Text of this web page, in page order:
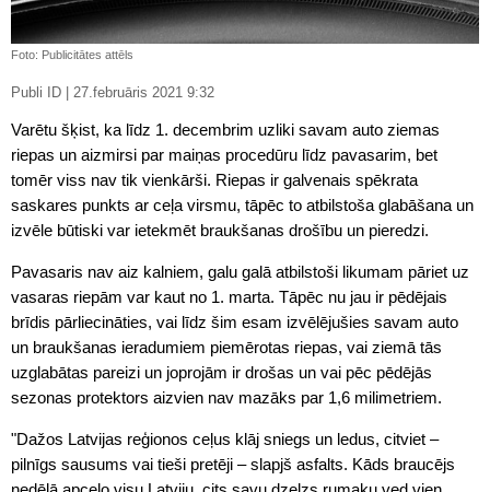
Foto: Publicitātes attēls
Publi ID | 27.februāris 2021 9:32
Varētu šķist, ka līdz 1. decembrim uzliki savam auto ziemas
riepas un aizmirsi par maiņas procedūru līdz pavasarim, bet
tomēr viss nav tik vienkārši. Riepas ir galvenais spēkrata
saskares punkts ar ceļa virsmu, tāpēc to atbilstoša glabāšana un
izvēle būtiski var ietekmēt braukšanas drošību un pieredzi.
Pavasaris nav aiz kalniem, galu galā atbilstoši likumam pāriet uz
vasaras riepām var kaut no 1. marta. Tāpēc nu jau ir pēdējais
brīdis pārliecināties, vai līdz šim esam izvēlējušies savam auto
un braukšanas ieradumiem piemērotas riepas, vai ziemā tās
uzglabātas pareizi un joprojām ir drošas un vai pēc pēdējās
sezonas protektors aizvien nav mazāks par 1,6 milimetriem.
"Dažos Latvijas reģionos ceļus klāj sniegs un ledus, citviet –
pilnīgs sausums vai tieši pretēji – slapjš asfalts. Kāds braucējs